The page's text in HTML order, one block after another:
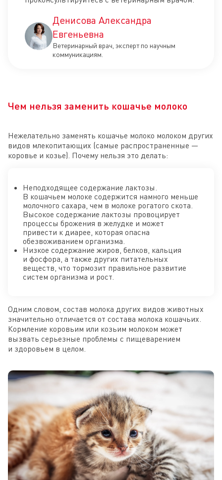
Денисова Александра
Евгеньевна
Ветеринарный врач, эксперт по научным
коммуникациям.
Чем нельзя заменить кошачье молоко
Нежелательно заменять кошачье молоко молоком других
видов млекопитающих (самые распространенные —
коровье и козье). Почему нельзя это делать:
Неподходящее содержание лактозы.
В кошачьем молоке содержится намного меньше
молочного сахара, чем в молоке рогатого скота.
Высокое содержание лактозы провоцирует
процессы брожения в желудке и может
привести к диарее, которая опасна
обезвоживанием организма.
Низкое содержание жиров, белков, кальция
и фосфора, а также других питательных
веществ, что тормозит правильное развитие
систем организма и рост.
Одним словом, состав молока других видов животных
значительно отличается от состава молока кошачьих.
Кормление коровьим или козьим молоком может
вызвать серьезные проблемы с пищеварением
и здоровьем в целом.